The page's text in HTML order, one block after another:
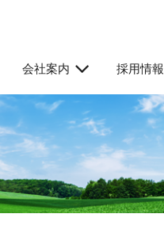
会社案内 採用情報